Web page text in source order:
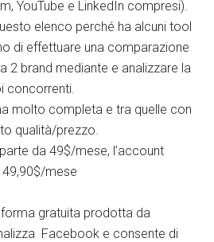
YouTube e LinkedIn compresi).
elenco perché ha alcuni tool
di effettuare una comparazione
2 brand mediante e analizzare la
concorrenti.
molto completa e tra quelle con
qualità/prezzo.
da 49$/mese, l’account
mese
gratuita prodotta da
Facebook e consente di